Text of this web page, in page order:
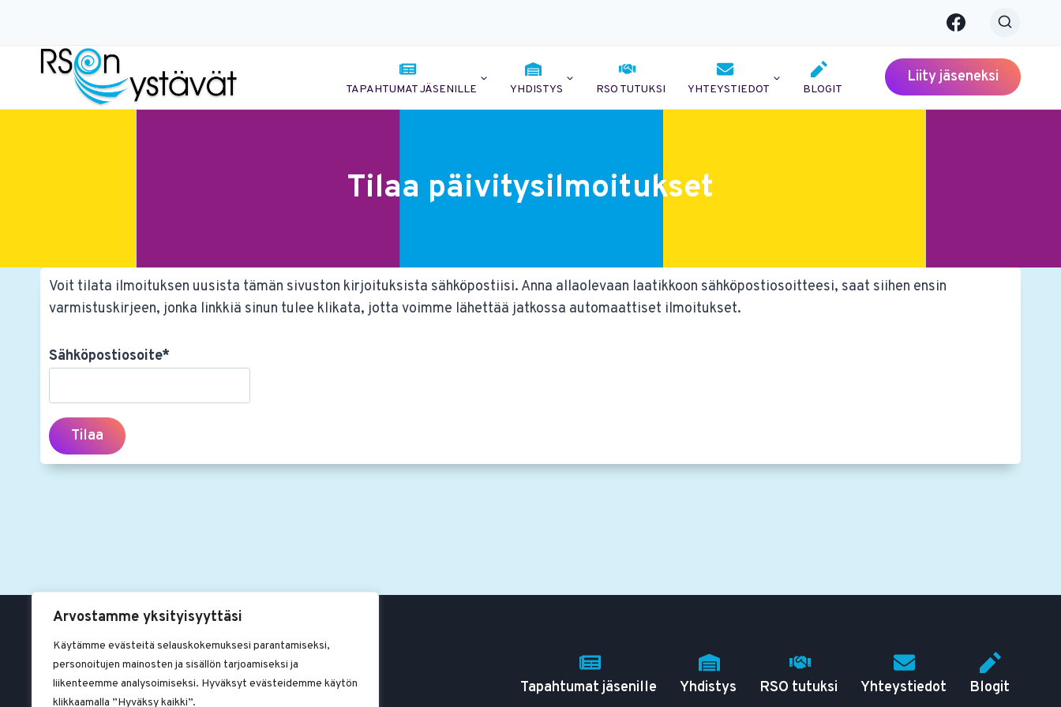
Arvostamme yksityisyyttäsi
Käytämme evästeitä selauskokemuksesi parantamiseksi,
personoitujen mainosten ja sisällön tarjoamiseksi ja
liikenteemme analysoimiseksi. Hyväksyt evästeidemme käytön
klikkaamalla ”Hyväksy kaikki”.
TAPAHTUMAT JÄSENILLE YHDISTYS RSO TUTUKSI YHTEYSTIEDOT BLOGIT
Liity jäseneksi
Tilaa päivitysilmoitukset
Voit tilata ilmoituksen uusista tämän sivuston kirjoituksista sähköpostiisi. Anna allaolevaan laatikkoon sähköpostiosoitteesi, saat siihen ensin
varmistuskirjeen, jonka linkkiä sinun tulee klikata, jotta voimme lähettää jatkossa automaattiset ilmoitukset.
Sähköpostiosoite*
Tapahtumat jäsenille Yhdistys RSO tutuksi Yhteystiedot Blogit